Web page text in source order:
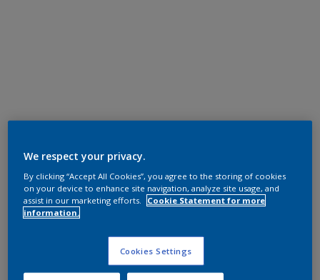
We respect your privacy.
By clicking “Accept All Cookies”, you agree to the storing of cookies
on your device to enhance site navigation, analyze site usage, and
assist in our marketing efforts.
Cookie Statement for more
information.
Cookies Settings